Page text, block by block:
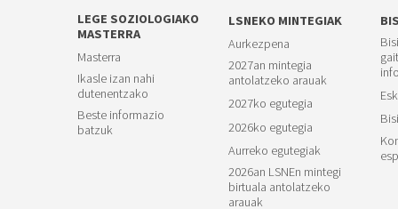
LEGE SOZIOLOGIAKO
MASTERRA
Masterra
Ikasle izan nahi
dutenentzako
Beste informazio
batzuk
LSNEKO MINTEGIAK
Aurkezpena
2027an mintegia
antolatzeko arauak
2027ko egutegia
2026ko egutegia
Aurreko egutegiak
2026an LSNEn mintegi
birtuala antolatzeko
arauak